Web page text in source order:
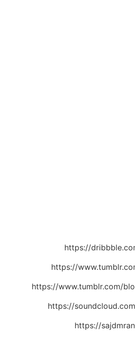
https://
https://
https://www.tumblr.com/
https://
https://